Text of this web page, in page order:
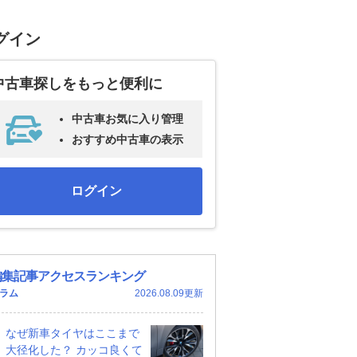
イン
古車探しをもっと便利に
中古車お気に入り管理
おすすめ中古車の表示
ログイン
記事アクセスランキング
ム 2026.08.09更新
なぜ新車タイヤはここまで
大径化した？ カッコ良くて